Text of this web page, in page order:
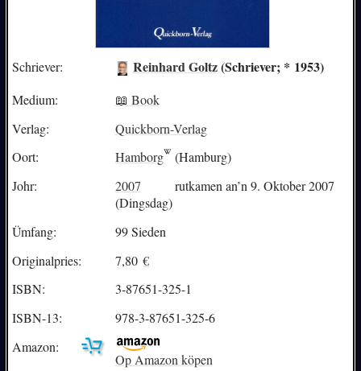
Schriever: Reinhard Goltz(Schriever; * 1953)
Medium:
📖 Book
Verlag:
Quickborn-Verlag
Oort:
Hamborg
(Hamburg)
Johr:
2007
rutkamen an’n 9. Oktober 2007
(Dingsdag)
Ümfang:
99 Sieden
Originalpries:
7,80 €
ISBN:
3-87651-325-1
ISBN-13:
978-3-87651-325-6
Amazon:
Op Amazon köpen